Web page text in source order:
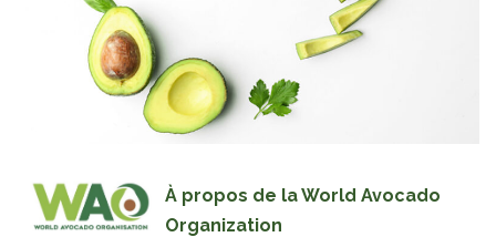
À propos de la World Avocado
Organization